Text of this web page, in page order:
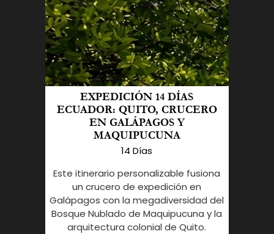
EXPEDICIÓN 14 DÍAS
ECUADOR: QUITO, CRUCERO
EN GALÁPAGOS Y
MAQUIPUCUNA
14 Días
Este itinerario personalizable fusiona
un crucero de expedición en
Galápagos con la megadiversidad del
Bosque Nublado de Maquipucuna y la
arquitectura colonial de Quito.